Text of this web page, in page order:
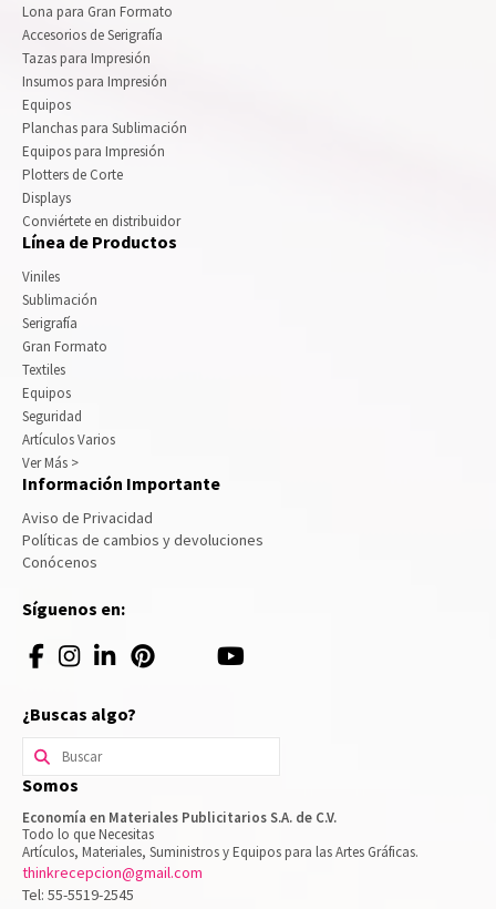
Lona para Gran Formato
Accesorios de Serigrafía
Tazas para Impresión
Insumos para Impresión
Equipos
Planchas para Sublimación
Equipos para Impresión
Plotters de Corte
Displays
Conviértete en distribuidor
Línea de Productos
Viniles
Sublimación
Serigrafía
Gran Formato
Textiles
Equipos
Seguridad
Artículos Varios
Ver Más >
Información Importante
Aviso de Privacidad
Políticas de cambios y devoluciones
Conócenos
Síguenos en:
¿Buscas algo?
Buscar
por:
Somos
Economía en Materiales Publicitarios S.A. de C.V.
Todo lo que Necesitas
Artículos, Materiales, Suministros y Equipos para las Artes Gráficas.
thinkrecepcion@gmail.com
Tel: 55-5519-2545